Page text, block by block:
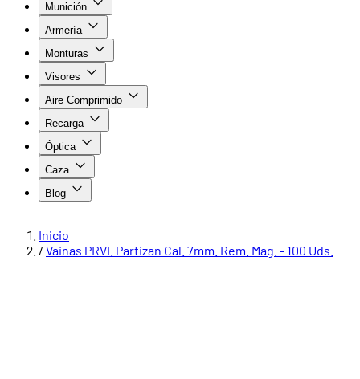
Munición
Armería
Monturas
Visores
Aire Comprimido
Recarga
Óptica
Caza
Blog
Inicio
/ Vainas PRVI. Partizan Cal. 7mm. Rem. Mag. - 100 Uds.